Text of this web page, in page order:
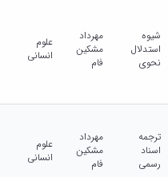
شیوه
استدلال
نحوی
مهرداد
مشکین
فام
علوم
انسانی
ترجمه
اسناد
رسمی
مهرداد
مشکین
فام
علوم
انسانی